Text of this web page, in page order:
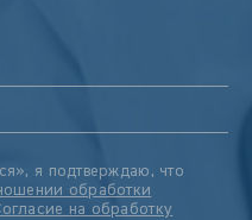
я подтверждаю, что
обработки
на обработку